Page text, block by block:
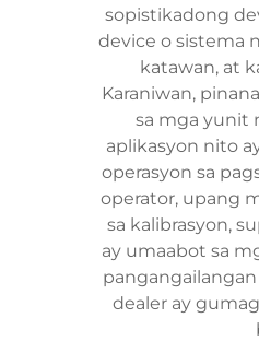
sopistikadong
device o sistema
katawan, at
Karaniwan,
sa mga yunit
aplikasyon nito
operasyon sa
operator, upang
sa kalibrasyon,
ay umaabot sa
dealer ay